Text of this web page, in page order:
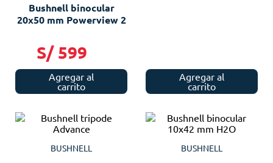
Bushnell binocular
20x50 mm Powerview 2
S/ 599
Agregar al
carrito
Agregar al
carrito
BUSHNELL BUSHNELL